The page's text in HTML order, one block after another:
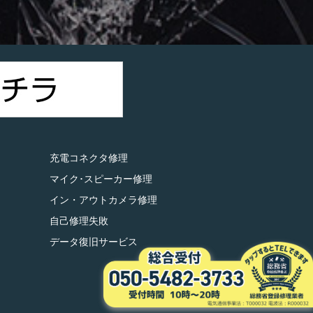
充電コネクタ修理
マイク･スピーカー修理
イン・アウトカメラ修理
自己修理失敗
データ復旧サービス